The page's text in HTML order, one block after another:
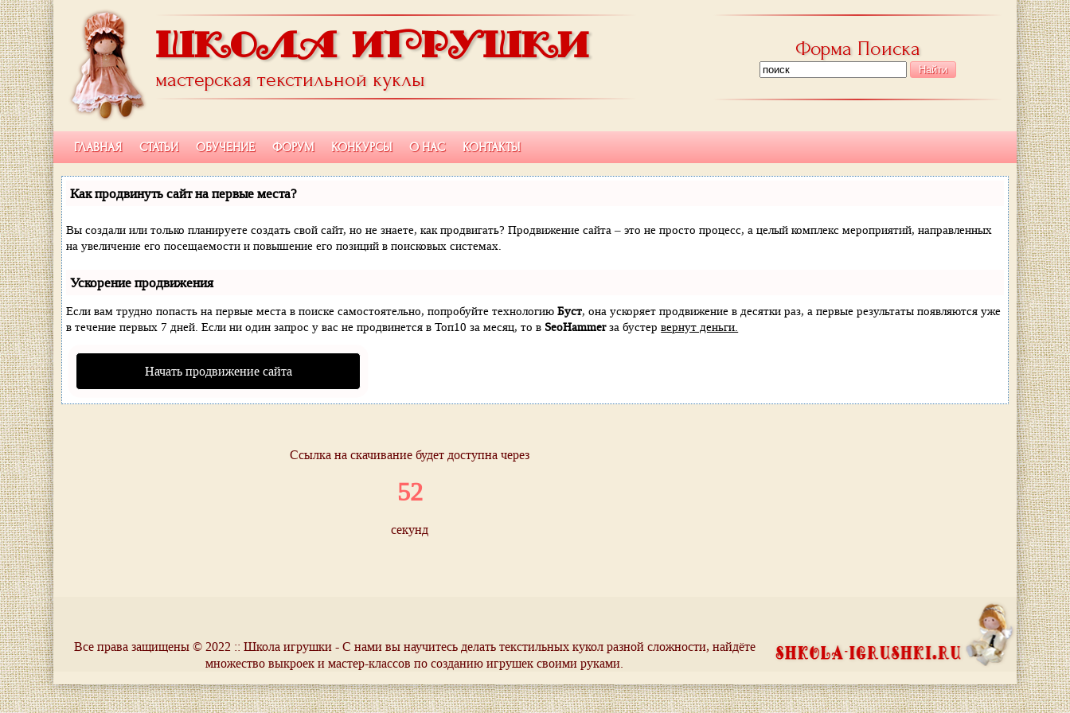
ШКОЛА ИГРУШКИ
мастерская текстильной куклы
Форма Поиска
ГЛАВНАЯ СТАТЬИ ОБУЧЕНИЕ ФОРУМ КОНКУРСЫ О НАС КОНТАКТЫ
Как продвинуть сайт на первые места?
Вы создали или только планируете создать свой сайт, но не знаете, как продвигать? Продвижение сайта – это не просто процесс, а целый комплекс мероприятий, направленных
на увеличение его посещаемости и повышение его позиций в поисковых системах.
Ускорение продвижения
Если вам трудно попасть на первые места в поиске самостоятельно, попробуйте технологиюБуст, она ускоряет продвижение в десятки раз, а первые результаты появляются уже
в течение первых 7 дней. Если ни один запрос у вас не продвинется в Топ10 за месяц, то в SeoHammerза бустервернут деньги.
Начать продвижение сайта
Ссылка на скачивание будет доступна через
52
секунд
Все права защищены © 2022 :: Школа игрушки - С нами вы научитесь делать текстильных кукол разной сложности, найдёте
множество выкроек и мастер-классов по созданию игрушек своими руками.